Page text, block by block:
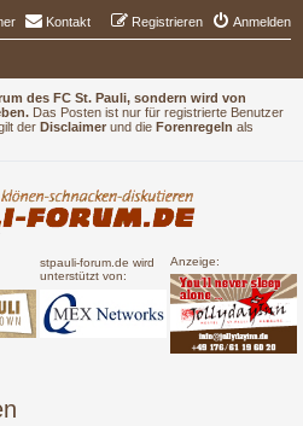
des FC St. Pauli, sondern wird von
Das Posten ist nur für registrierte Benutzer
der Disclaimer und die Forenregeln als
stpauli-forum.de wird
unterstützt von:
Anzeige:
Kontakt Anmelden
Registrieren